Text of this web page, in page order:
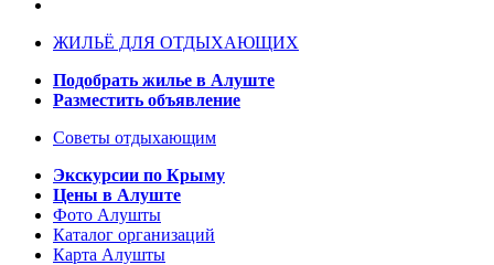
ЖИЛЬЁ ДЛЯ ОТДЫХАЮЩИХ
Подобрать жилье в Алуште
Разместить объявление
Советы отдыхающим
Экскурсии по Крыму
Цены в Алуште
Фото Алушты
Каталог организаций
Карта Алушты